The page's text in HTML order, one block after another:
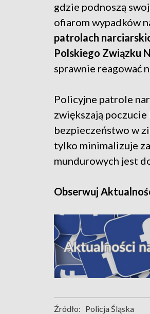
gdzie podnoszą
ofiarom wypadków
patrolach
Polskiego Związku
sprawnie reagować
Policyjne patrole
zwiększają
bezpieczeństwo w
tylko minimalizuje
mundurowych jest
Obserwuj
Źródło: Policja Śląska